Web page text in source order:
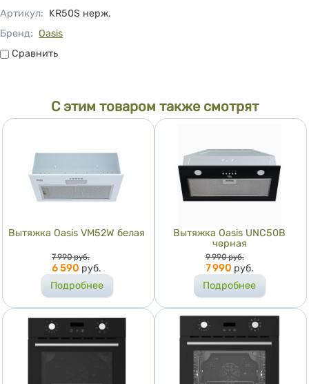
Артикул: KR50S нерж.
Бренд: Oasis
СравнитьСравнить
С этим товаром также смотрят
Вытяжка Оasis VM52W белая
Цена
7 990 руб.
6 590 руб.
Подробнее
Вытяжка Оasis UNC50B
черная
Цена
9 990 руб.
7 990 руб.
Подробнее